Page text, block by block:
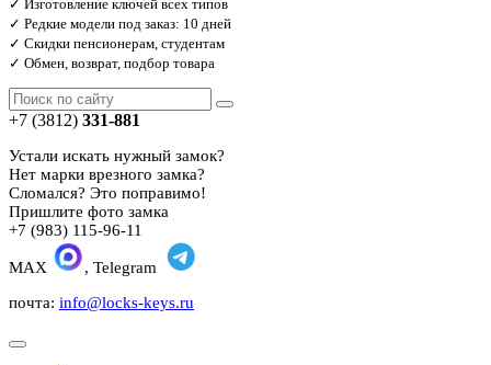
✓ Изготовление ключей всех типов
✓ Редкие модели под заказ: 10 дней
✓ Скидки пенсионерам, студентам
✓ Обмен, возврат, подбор товара
+7 (3812) 331-881
Устали искать нужный замок?
Нет марки врезного замка?
Сломался? Это поправимо!
Пришлите фото замка
+7 (983) 115-96-11
MAX
, Telegram
почта: info@locks-keys.ru